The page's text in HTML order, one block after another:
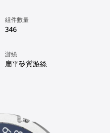
組件數量
346
游絲
扁平矽質游絲